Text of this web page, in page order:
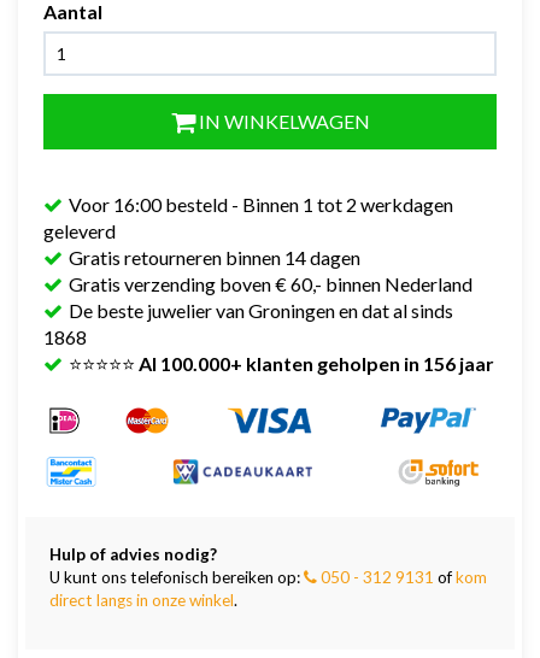
Aantal
IN WINKELWAGEN
Voor 16:00 besteld - Binnen 1 tot 2 werkdagen
geleverd
Gratis retourneren binnen 14 dagen
Gratis verzending boven € 60,- binnen Nederland
De beste juwelier van Groningen en dat al sinds
1868
⭐⭐⭐⭐⭐ Al 100.000+ klanten geholpen in 156 jaar
Hulp of advies nodig?
U kunt ons telefonisch bereiken op:
050 - 312 9131 ofkom
direct langs in onze winkel.